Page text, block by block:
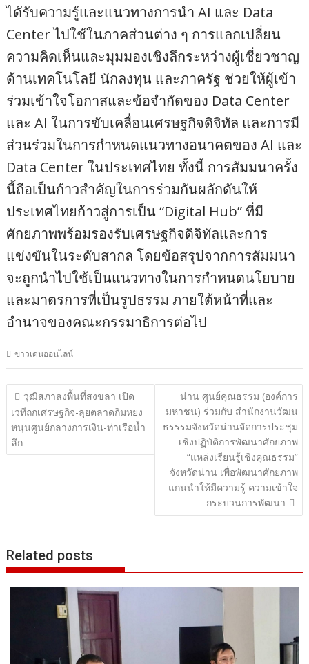
ไดัรับความรู้และแนวทางการนำ AI และ Data
Center ไปใช้ในภาคส่วนต่าง ๆ การแลกเปลี่ยน
ความคิดเห็นและมุมมองเชิงลึกระหว่างผู้เชี่ยวชาญ
ด้านเทคโนโลยี นักลงทุน และภาครัฐ ช่วยให้ผู้เข้า
ร่วมเข้าใจโอกาสและข้อจำกัดของ Data Center
และ AI ในการขับเคลื่อนเศรษฐกิจดิจิทัล และการมี
ส่วนร่วมในการกำหนดแนวทางอนาคตของ AI และ
Data Center ในประเทศไทย ทั้งนี้ การสัมมนาครั้ง
นี้ถือเป็นก้าวสำคัญในการร่วมกันผลักดันให้
ประเทศไทยก้าวสู่การเป็น “Digital Hub” ที่มี
ศักยภาพพร้อมรองรับเศรษฐกิจดิจิทัลและการ
แข่งขันในระดับสากล โดยข้อสรุปจากการสัมมนา
จะถูกนำไปใช้เป็นแนวทางในการกำหนดนโยบาย
และมาตรการที่เป็นรูปธรรม ภายใต้หน้าที่และ
อำนาจของคณะกรรมาธิการต่อไป
ข่าวเด่นออนไลน์
แนะแนว
เรื่อง
วุฒิสภาลงพื้นที่สงขลา เปิด
เวทีถกเศรษฐกิจ-ลุยตลาดกิมหยง
หนุนศูนย์กลางการเงิน-ท่าเรือน้ำ
ลึก
น่าน ศูนย์คุณธรรม (องค์การ
มหาชน) ร่วมกับ สำนักงานวัฒน
ธรรรมจังหวัดน่านจัดการประชุม
เชิงปฏิบัติการพัฒนาศักยภาพ
“แหล่งเรียนรู้เชิงคุณธรรม”
จังหวัดน่าน เพื่อพัฒนาศักยภาพ
แกนนำให้มีความรู้ ความเข้าใจ
กระบวนการพัฒนา
Related posts